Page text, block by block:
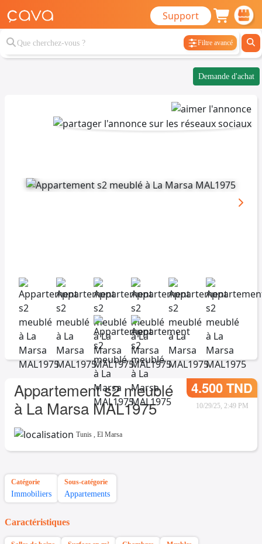
Support
Filtre avancé
Demande d'achat
Appartement s2 meublé
à La Marsa MAL1975
4.500 TND
10/29/25, 2:49 PM
Tunis , El Marsa
Catégorie
Immobiliers
Sous-catégorie
Appartements
Caractéristiques